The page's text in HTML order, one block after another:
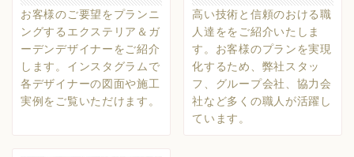
お客様のご要望をプランニ
ングするエクステリア＆ガ
ーデンデザイナーをご紹介
します。インスタグラムで
各デザイナーの図面や施工
実例をご覧いただけます。
高い技術と信頼のおける職
人達ををご紹介いたしま
す。お客様のプランを実現
化するため、弊社スタッ
フ、グループ会社、協力会
社など多くの職人が活躍し
ています。